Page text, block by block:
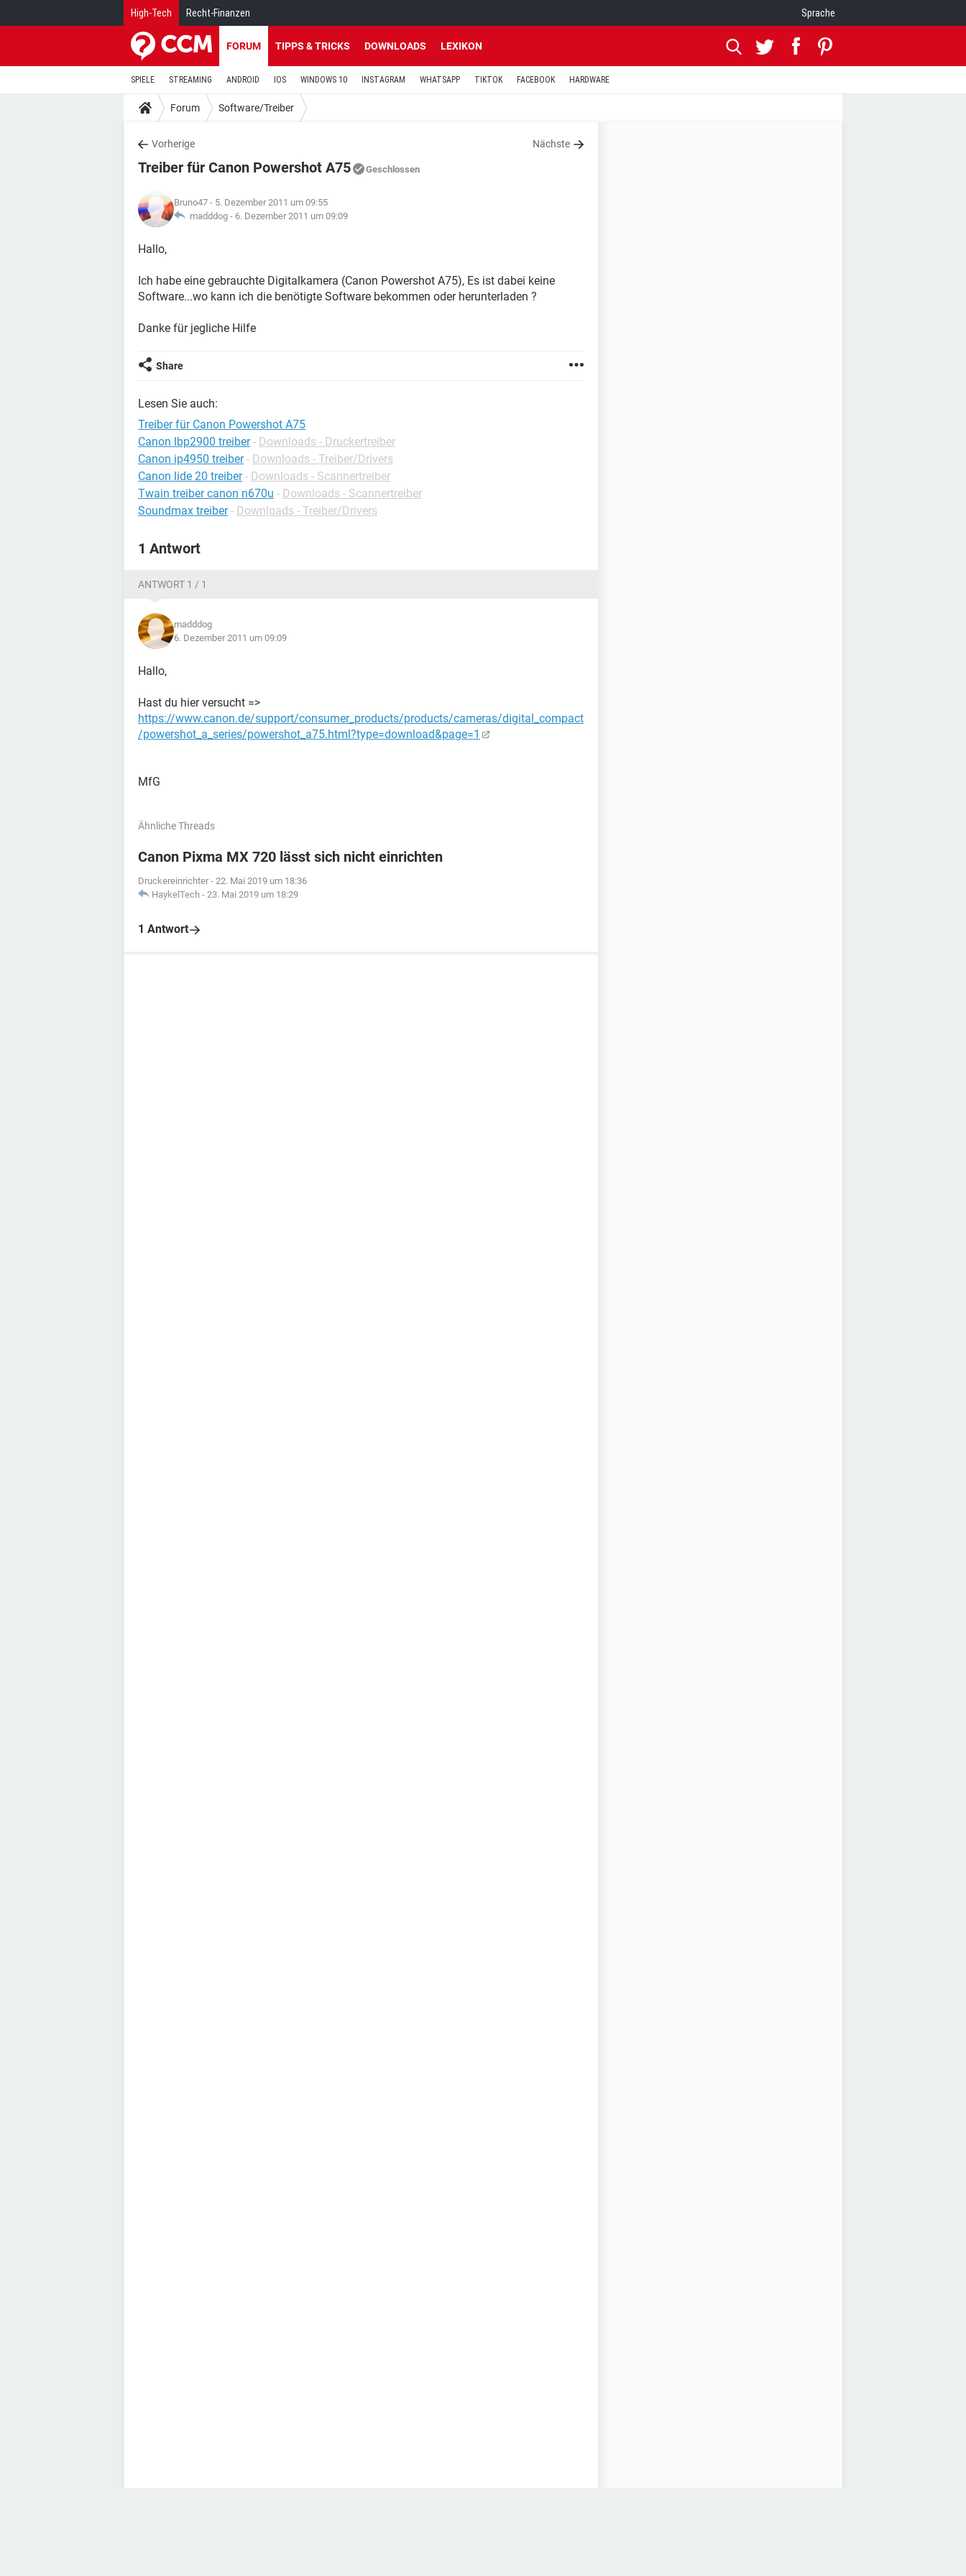
High-Tech Recht-Finanzen Sprache
FORUM TIPPS & TRICKS DOWNLOADS LEXIKON
SPIELE STREAMING ANDROID IOS WINDOWS 10 INSTAGRAM WHATSAPP TIKTOK FACEBOOK HARDWARE
Forum Software/Treiber
Vorherige Nächste
Treiber für Canon Powershot A75 Geschlossen
Bruno47 - 5. Dezember 2011 um 09:55
madddog - 6. Dezember 2011 um 09:09
Hallo,
Ich habe eine gebrauchte Digitalkamera (Canon Powershot A75), Es ist dabei keine
Software...wo kann ich die benötigte Software bekommen oder herunterladen ?
Danke für jegliche Hilfe
Share
Lesen Sie auch:
Treiber für Canon Powershot A75
Canon lbp2900 treiber - Downloads - Druckertreiber
Canon ip4950 treiber - Downloads - Treiber/Drivers
Canon lide 20 treiber - Downloads - Scannertreiber
Twain treiber canon n670u - Downloads - Scannertreiber
Soundmax treiber - Downloads - Treiber/Drivers
1 Antwort
ANTWORT 1 / 1
madddog
6. Dezember 2011 um 09:09
Hallo,
Hast du hier versucht =>
https://www.canon.de/support/consumer_products/products/cameras/digital_compact
/powershot_a_series/powershot_a75.html?type=download&page=1
MfG
Ähnliche Threads
Canon Pixma MX 720 lässt sich nicht einrichten
Druckereinrichter - 22. Mai 2019 um 18:36
HaykelTech - 23. Mai 2019 um 18:29
1 Antwort